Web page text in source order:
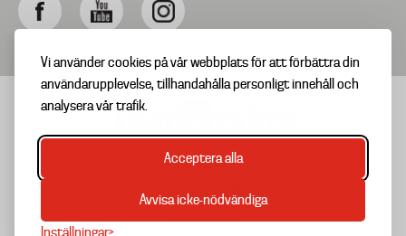
Vi använder cookies på vår webbplats för att förbättra din
användarupplevelse, tillhandahålla personligt innehåll och
analysera vår trafik.
Acceptera alla
Avvisa icke-nödvändiga
Inställningar
Footer
menu
TIPSA OSS
OM TESTFAKTA
NYHETSBREV